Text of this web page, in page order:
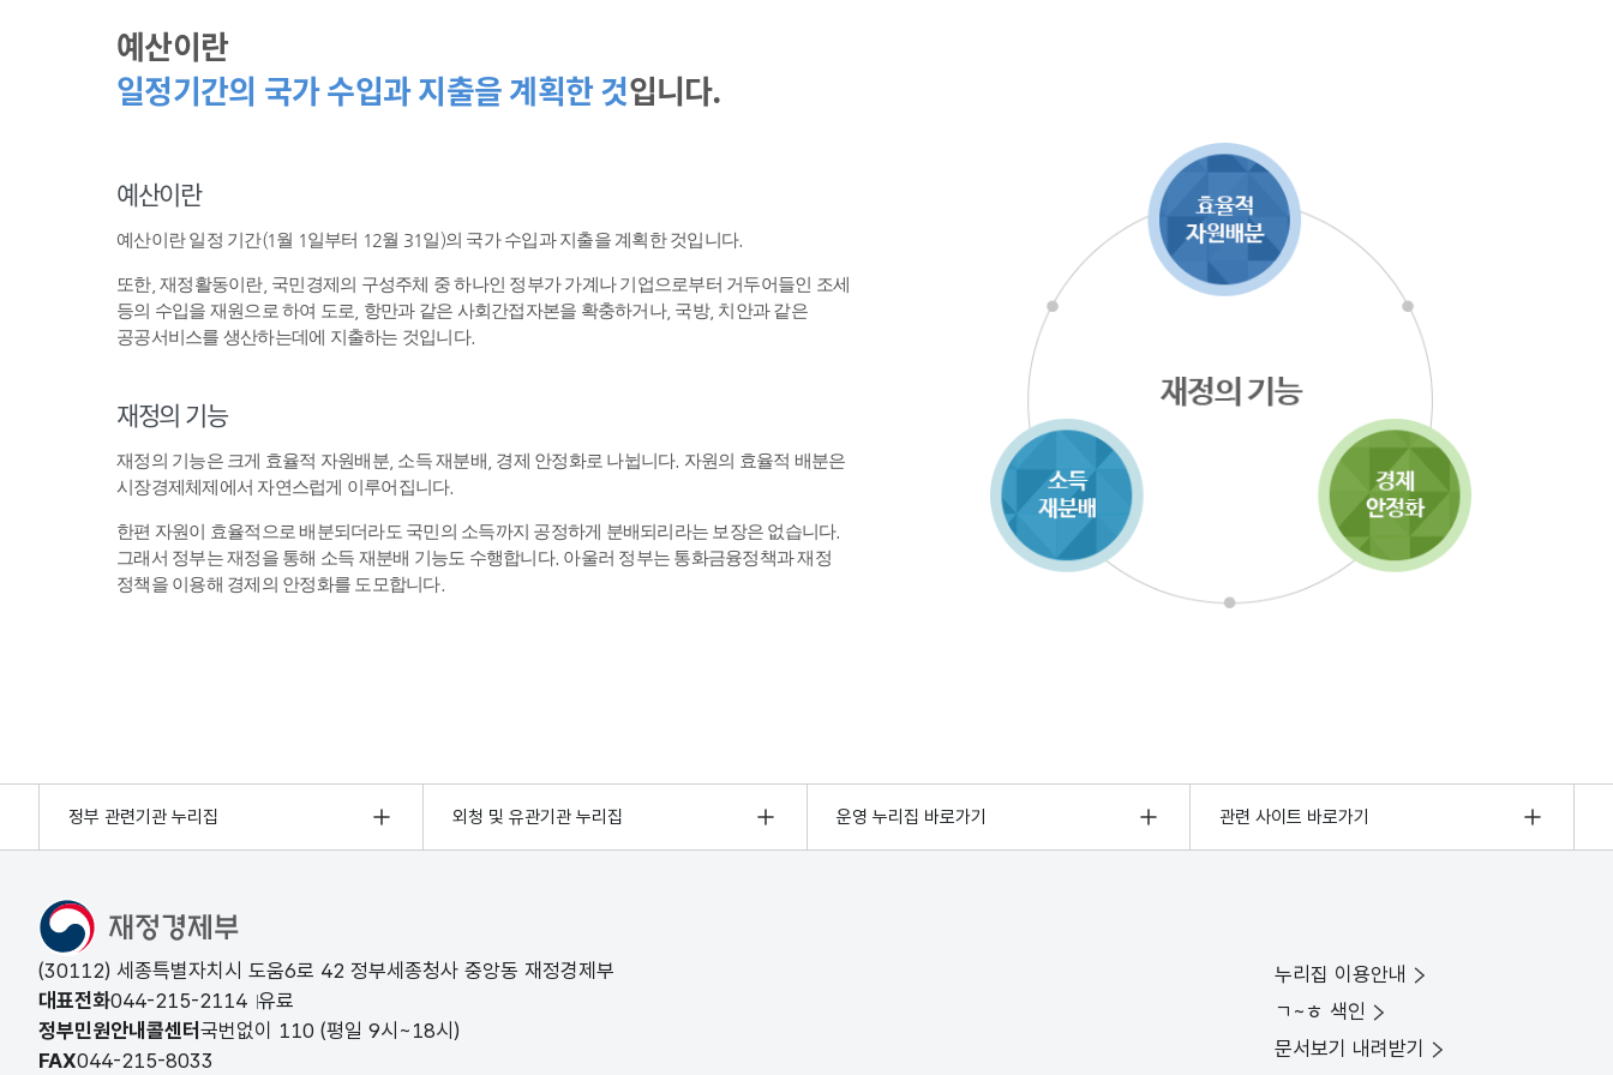
예산이란
일정기간의 국가 수입과 지출을 계획한 것입니다.
예산이란
예산이란 일정 기간(1월 1일부터 12월 31일)의 국가 수입과 지출을 계획한 것입니다.
또한, 재정활동이란, 국민경제의 구성주체 중 하나인 정부가 가계나 기업으로부터 거두어들인 조세
등의 수입을 재원으로 하여 도로, 항만과 같은 사회간접자본을 확충하거나, 국방, 치안과 같은
공공서비스를 생산하는데에 지출하는 것입니다.
재정의 기능
재정의 기능은 크게 효율적 자원배분, 소득 재분배, 경제 안정화로 나뉩니다. 자원의 효율적 배분은
시장경제체제에서 자연스럽게 이루어집니다.
한편 자원이 효율적으로 배분되더라도 국민의 소득까지 공정하게 분배되리라는 보장은 없습니다.
그래서 정부는 재정을 통해 소득 재분배 기능도 수행합니다. 아울러 정부는 통화금융정책과 재정
정책을 이용해 경제의 안정화를 도모합니다.
정부 관련기관 누리집 외청 및 유관기관 누리집 운영 누리집 바로가기 관련 사이트 바로가기
(30112) 세종특별자치시 도움6로 42 정부세종청사 중앙동 재정경제부
대표전화044-215-2114 유료
정부민원안내콜센터 국번없이 110 (평일 9시~18시)
FAX044-215-8033
누리집 이용안내
ㄱ~ㅎ 색인
문서보기 내려받기